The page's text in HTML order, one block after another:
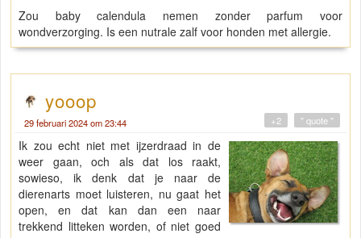
Zou baby calendula nemen zonder parfum voor
wondverzorging. Is een nutrale zalf voor honden met allergie.
yooop
29 februari 2024 om 23:44 " quote "
+2
Ik zou echt niet met ijzerdraad in de
weer gaan, och als dat los raakt,
sowieso, ik denk dat je naar de
dierenarts moet luisteren, nu gaat het
open, en dat kan dan een naar
trekkend litteken worden, of niet goed